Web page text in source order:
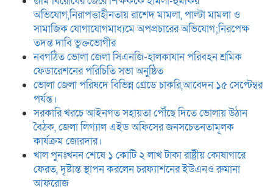
অভিযোগ,নিরাপত্তাহীনতায় রাশেদ মামলা, পাল্টা মামলা ও
সামাজিক যোগাযোগমাধ্যমে অপপ্রচারের অভিযোগ;নিরপেক্ষ
তদন্ত দাবি ভুক্তভোগীর
নবগঠিত ভোলা জেলা সিএনজি-হালকাযান পরিবহন শ্রমিক
ফেডারেশনের পরিচিতি সভা অনুষ্ঠিত
ভোলা জেলা পরিষদে বিভিন্ন গ্রেডে চাকরি,আবেদন ১৫ সেপ্টেম্বর
পর্যন্ত।
সরকারি খরচে আইনগত সহায়তা পৌঁছে দিতে ভোলায় উঠান
বৈঠক, জেলা লিগ্যাল এইড অফিসের জনসচেতনতামূলক
কার্যক্রম জোরদার।
খাল পুনঃখনন শেষে ১ কোটি ২ লাখ টাকা রাষ্ট্রীয় কোষাগারে
ফেরত, দৃষ্টান্ত স্থাপন করলেন চরফ্যাশনের ইউএনও রুমানা
আফরোজ